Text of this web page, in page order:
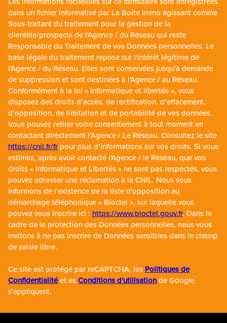
Responsable du Traitement de vos Données personnelles. La
base légale du traitement repose sur l'intérêt légitime de
l'Agence / du Réseau. Elles sont conservées jusqu'à demande
de suppression et sont destinées à l'Agence / au Réseau.
Conformément à la loi « informatique et libertés », vous
disposez des droits d’accès, de rectification, d’effacement,
d’opposition, de limitation et de portabilité de vos données.
Vous pouvez retirer votre consentement à tout moment en
contactant directement l’Agence / Le Réseau. Consultez le site
https://cnil.fr/frpour plus d’informations sur vos droits. Si vous
estimez, après avoir contacté l'Agence / le Réseau, que vos
droits « Informatique et Libertés » ne sont pas respectés, vous
pouvez adresser une réclamation à la CNIL. Nous vous
informons de l’existence de la liste d'opposition au
démarchage téléphonique « Bloctel », sur laquelle vous
pouvez vous inscrire ici :https://www.bloctel.gouv.fr. Dans le
cadre de la protection des Données personnelles, nous vous
invitons à ne pas inscrire de Données sensibles dans le champ
de saisie libre.
Ce site est protégé par reCAPTCHA, lesPolitiques de
Confidentialitéet esConditions d'utilisationde Google
s'appliquent.